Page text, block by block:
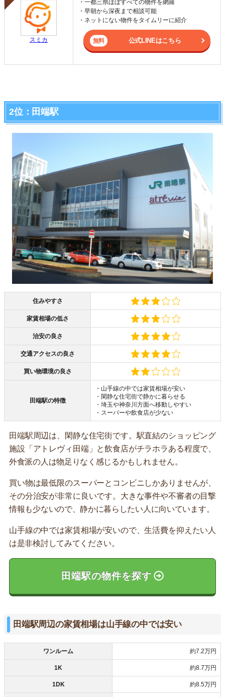
スミカ
・一都三県ほぼすべての物件を網羅
・早朝から深夜まで相談可能
・ネットにない物件をタイムリーに紹介
公式LINEはこちら
2位：田端駅
住みやすさ
家賃相場の低さ
治安の良さ
交通アクセスの良さ
買い物環境の良さ
田端駅の特徴
・山手線の中では家賃相場が安い
・閑静な住宅街で静かに暮らせる
・埼玉や神奈川方面へ移動しやすい
・スーパーや飲食店が少ない
田端駅周辺は、閑静な住宅街です。駅直結のショッピング
施設「アトレヴィ田端」と飲食店がチラホラある程度で、
外食派の人は物足りなく感じるかもしれません。
買い物は最低限のスーパーとコンビニしかありませんが、
その分治安が非常に良いです。大きな事件や不審者の目撃
情報も少ないので、静かに暮らしたい人に向いています。
山手線の中では家賃相場が安いので、生活費を抑えたい人
は是非検討してみてください。
田端駅の物件を探す
田端駅周辺の家賃相場は山手線の中では安い
ワンルーム 約7.2万円
1K 約8.7万円
1DK 約8.5万円